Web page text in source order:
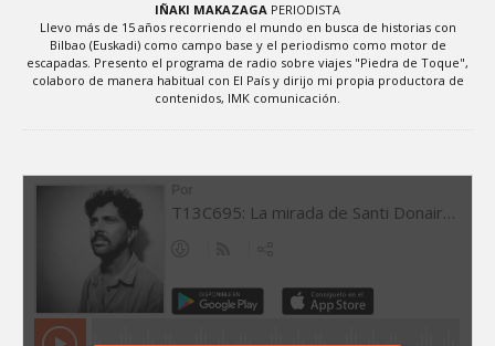
IÑAKI MAKAZAGA PERIODISTA
Llevo más de 15 años recorriendo el mundo en busca de historias con
Bilbao (Euskadi) como campo base y el periodismo como motor de
escapadas. Presento el programa de radio sobre viajes "Piedra de Toque",
colaboro de manera habitual con El País y dirijo mi propia productora de
contenidos, IMK comunicación.